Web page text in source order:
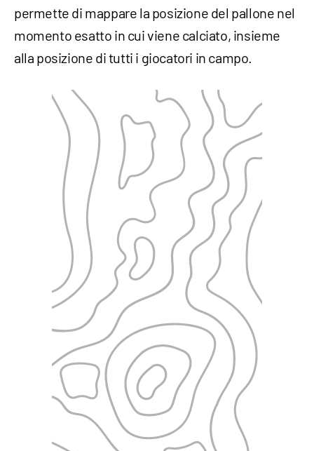
permette di mappare la posizione del pallone nel
momento esatto in cui viene calciato, insieme
alla posizione di tutti i giocatori in campo.